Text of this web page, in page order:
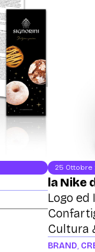
25 Ottobre
la Nike
Logo ed
Cultura
BRAND,